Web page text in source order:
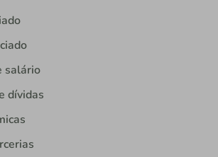
salário
dívidas